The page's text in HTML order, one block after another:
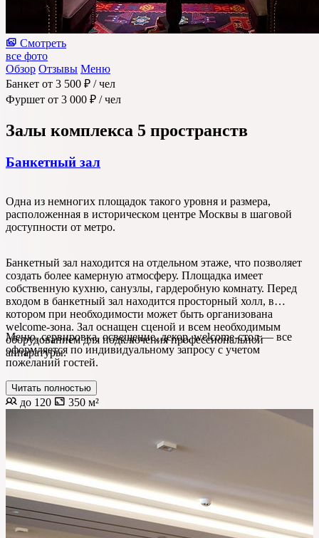
Смотреть
все фото
Обзор Отзывы Меню
Банкет от 3 500 ₽ / чел
Фуршет от 3 000 ₽ / чел
Залы комплекса 5 пространств
Банкетный зал
Одна из немногих площадок такого уровня и размера,
расположенная в историческом центре Москвы в шаговой
доступности от метро.
Банкетный зал находится на отдельном этаже, что позволяет
создать более камерную атмосферу. Площадка имеет
собственную кухню, санузлы, гардеробную комнату. Перед
входом в банкетный зал находится просторный холл, в
котором при необходимости может быть организована
welcome-зона. Зал оснащен сценой и всем необходимым
оборудованием для подключения профессиональной
аппаратуры.
Меню, сервировка, освещение, декор, welcome-стол — все
оформляется по индивидуальному запросу с учетом
пожеланий гостей.
Читать полностью
до 120 350 м²